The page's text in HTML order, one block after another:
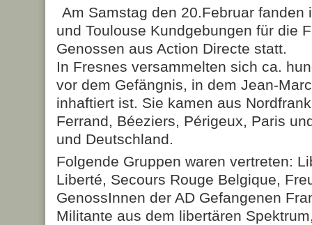
Am Samstag den 20.Februar fanden
und Toulouse Kundgebungen für die
Genossen aus Action Directe statt.
In Fresnes versammelten sich ca.
vor dem Gefängnis, in dem Jean-
inhaftiert ist. Sie kamen aus
Ferrand, Béeziers, Périgeux, Paris
und Deutschland.
Folgende Gruppen waren vertreten:
Liberté, Secours Rouge Belgique,
GenossInnen der AD Gefangenen
Militante aus dem libertären